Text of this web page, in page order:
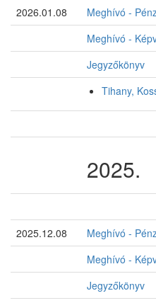
2026.01.08
Meghívó -
Meghívó -
Jegyzőkönyv
Tihany,
2025.
2025.12.08
Meghívó -
Meghívó -
Jegyzőkönyv